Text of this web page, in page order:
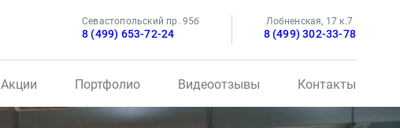
Севастопольский пр. 95б
8 (499) 653-72-24
Лобненская, 17 к.7
8 (499) 302-33-78
Акции Портфолио Видеоотзывы Контакты